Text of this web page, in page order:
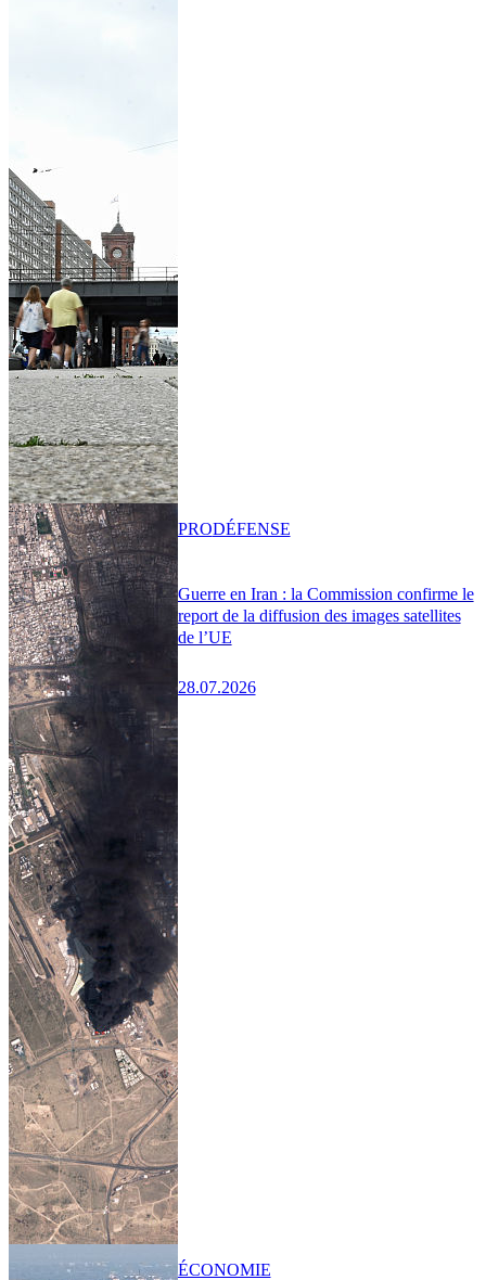
Guerre en Iran : la Commission confirme le
report de la diffusion des images satellites
de l’UE
28.07.2026
PRODÉFENSE
ÉCONOMIE